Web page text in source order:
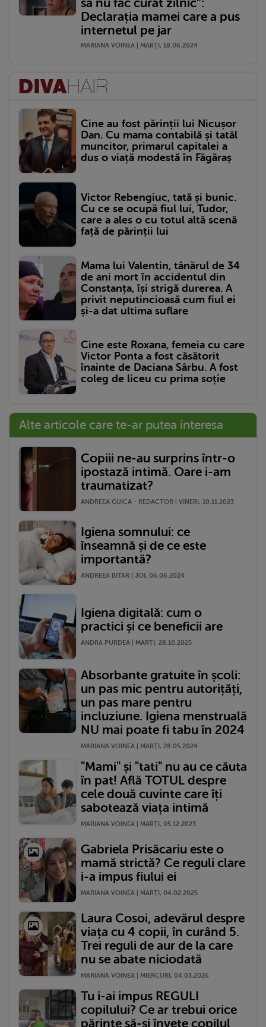
să nu fac curat zilnic”:
Declarația mamei care a pus
internetul pe jar
MARIANA VOINEA | MARŢI, 18.06.2024
Cine au fost părinții lui Nicușor
Dan. Cu mama contabilă și tatăl
muncitor, primarul capitalei a
dus o viață modestă în Făgăraș
Victor Rebengiuc, tată și bunic.
Cu ce se ocupă fiul lui, Tudor,
care a ales o cu totul altă scenă
față de părinții lui
Mama lui Valentin, tânărul de 34
de ani mort în accidentul din
Constanța, își strigă durerea. A
privit neputincioasă cum fiul ei
și-a dat ultima suflare
Cine este Roxana, femeia cu care
Victor Ponta a fost căsătorit
înainte de Daciana Sârbu. A fost
coleg de liceu cu prima soție
Alte articole care te-ar putea interesa
Copiii ne-au surprins într-o
ipostază intimă. Oare i-am
traumatizat?
ANDREEA GUICA - REDACTOR | VINERI, 10.11.2023
Igiena somnului: ce
înseamnă și de ce este
importantă?
ANDREEA BITAR | JOI, 06.06.2024
Igiena digitală: cum o
practici și ce beneficii are
ANDRA PURDEA | MARŢI, 28.10.2025
Absorbante gratuite în școli:
un pas mic pentru autorițăți,
un pas mare pentru
incluziune. Igiena menstruală
NU mai poate fi tabu în 2024
MARIANA VOINEA | MARŢI, 28.05.2024
"Mami" și "tati" nu au ce căuta
în pat! Află TOTUL despre
cele două cuvinte care îți
sabotează viața intimă
MARIANA VOINEA | MARŢI, 05.12.2023
Gabriela Prisăcariu este o
mamă strictă? Ce reguli clare
i-a impus fiului ei
MARIANA VOINEA | MARŢI, 04.02.2025
Laura Cosoi, adevărul despre
viața cu 4 copii, în curând 5.
Trei reguli de aur de la care
nu se abate niciodată
MARIANA VOINEA | MIERCURI, 04.03.2026
Tu i-ai impus REGULI
copilului? Ce ar trebui orice
părinte să-și învețe copilul